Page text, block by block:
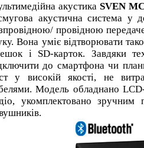
акустика SVEN
акустична система у
провідною
Вона уміє відтворювати
і SD-карток. Завдяки
до смартфона чи
у високій якості, не
Модель обладнано
укомплектовано